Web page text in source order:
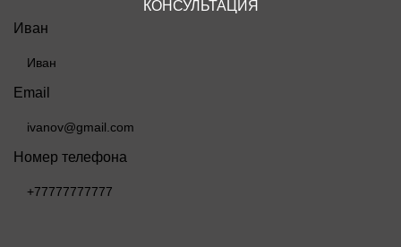
КОНСУЛЬТАЦИЯ
Иван
Email
Номер телефона